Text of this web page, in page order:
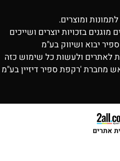
לתמונות ומוצרים.
בזכויות יוצרים ושייכים
יבוא ושיווק בע"מ
לאתרים ולעשות כל שימוש כזה
מחברת 'רקפת ספיר דיזיין בע"מ
אתרים